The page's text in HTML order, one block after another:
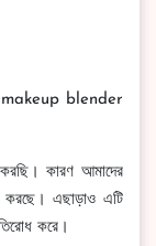
makeup blender
কারণ আমাদের
করছে। এছাড়াও এটি
করে।